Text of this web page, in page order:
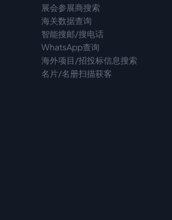
展会参展商搜索
海关数据查询
智能搜邮/搜电话
WhatsApp查询
海外项目/招投标信息搜索
名片/名册扫描获客